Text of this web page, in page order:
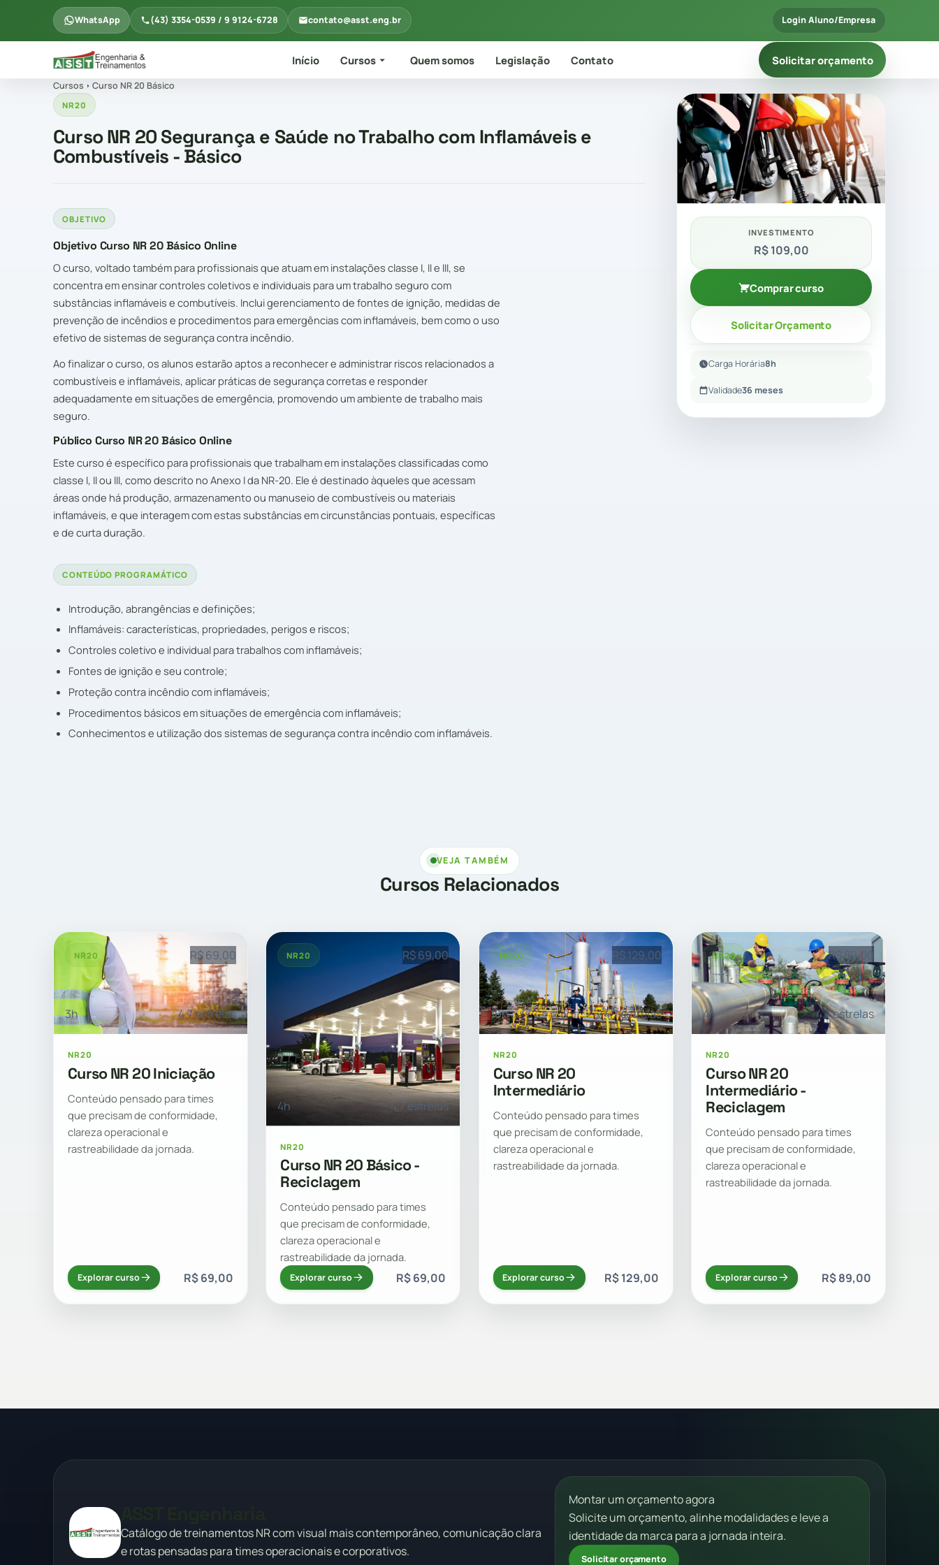
WhatsApp (43) 3354-0539 / 9 9124-6728 contato@asst.eng.br Login Aluno/Empresa
Início Cursos Quem somos Legislação Contato Solicitar orçamento
Cursos Curso NR 20 Básico
NR20
Curso NR 20 Segurança e Saúde no Trabalho com Inflamáveis e
Combustíveis - Básico
OBJETIVO
Objetivo Curso NR 20 Básico Online
O curso, voltado também para profissionais que atuam em instalações classe I, II e III, se
concentra em ensinar controles coletivos e individuais para um trabalho seguro com
substâncias inflamáveis e combutíveis. Inclui gerenciamento de fontes de ignição, medidas de
prevenção de incêndios e procedimentos para emergências com inflamáveis, bem como o uso
efetivo de sistemas de segurança contra incêndio.
Ao finalizar o curso, os alunos estarão aptos a reconhecer e administrar riscos relacionados a
combustíveis e inflamáveis, aplicar práticas de segurança corretas e responder
adequadamente em situações de emergência, promovendo um ambiente de trabalho mais
seguro.
Público Curso NR 20 Básico Online
Este curso é específico para profissionais que trabalham em instalações classificadas como
classe I, II ou III, como descrito no Anexo I da NR-20. Ele é destinado àqueles que acessam
áreas onde há produção, armazenamento ou manuseio de combustíveis ou materiais
inflamáveis, e que interagem com estas substâncias em circunstâncias pontuais, específicas
e de curta duração.
CONTEÚDO PROGRAMÁTICO
Introdução, abrangências e definições;
Inflamáveis: características, propriedades, perigos e riscos;
Controles coletivo e individual para trabalhos com inflamáveis;
Fontes de ignição e seu controle;
Proteção contra incêndio com inflamáveis;
Procedimentos básicos em situações de emergência com inflamáveis;
Conhecimentos e utilização dos sistemas de segurança contra incêndio com inflamáveis.
INVESTIMENTO
R$ 109,00
Comprar curso
Solicitar Orçamento
Carga Horária8h
Validade36 meses
VEJA TAMBÉM
Cursos Relacionados
NR20 R$ 69,00
3h 4.7 estrelas
NR20
Curso NR 20 Iniciação
Conteúdo pensado para times
que precisam de conformidade,
clareza operacional e
rastreabilidade da jornada.
Explorar curso R$ 69,00
NR20 R$ 69,00
4h 4.7 estrelas
NR20
Curso NR 20 Básico -
Reciclagem
Conteúdo pensado para times
que precisam de conformidade,
clareza operacional e
rastreabilidade da jornada.
Explorar curso R$ 69,00
NR20 R$ 129,00
16h 4.7 estrelas
NR20
Curso NR 20
Intermediário
Conteúdo pensado para times
que precisam de conformidade,
clareza operacional e
rastreabilidade da jornada.
Explorar curso R$ 129,00
NR20 R$ 89,00
4h 4.7 estrelas
NR20
Curso NR 20
Intermediário -
Reciclagem
Conteúdo pensado para times
que precisam de conformidade,
clareza operacional e
rastreabilidade da jornada.
Explorar curso R$ 89,00
ASST Engenharia
Catálogo de treinamentos NR com visual mais contemporâneo, comunicação clara
e rotas pensadas para times operacionais e corporativos.
Montar um orçamento agora
Solicite um orçamento, alinhe modalidades e leve a
identidade da marca para a jornada inteira.
Solicitar orçamento